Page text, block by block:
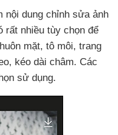
nội dung chỉnh sửa ảnh
rất nhiều tùy chọn để
mặt, tô môi, trang
, kéo dài châm. Các
sử dụng.